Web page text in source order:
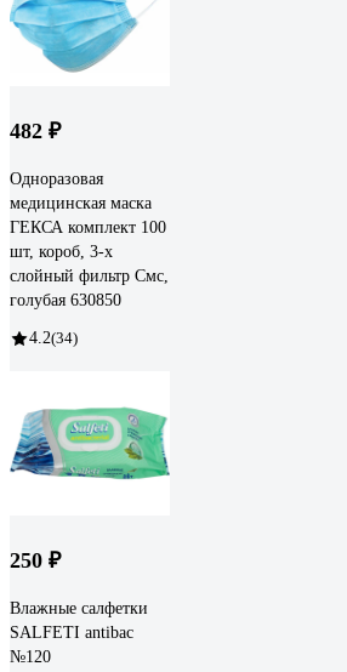
482 ₽
Одноразовая
медицинская маска
ГЕКСА комплект 100
шт, короб, 3-х
слойный фильтр Смс,
голубая 630850
4.2(34)
250 ₽
Влажные салфетки
SALFETI antibac
№120